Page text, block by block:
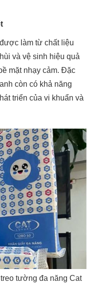
làm từ chất liệu
và vệ sinh hiệu quả
mặt nhạy cảm. Đặc
còn có khả năng
triển của vi khuẩn và
tường đa năng Cat